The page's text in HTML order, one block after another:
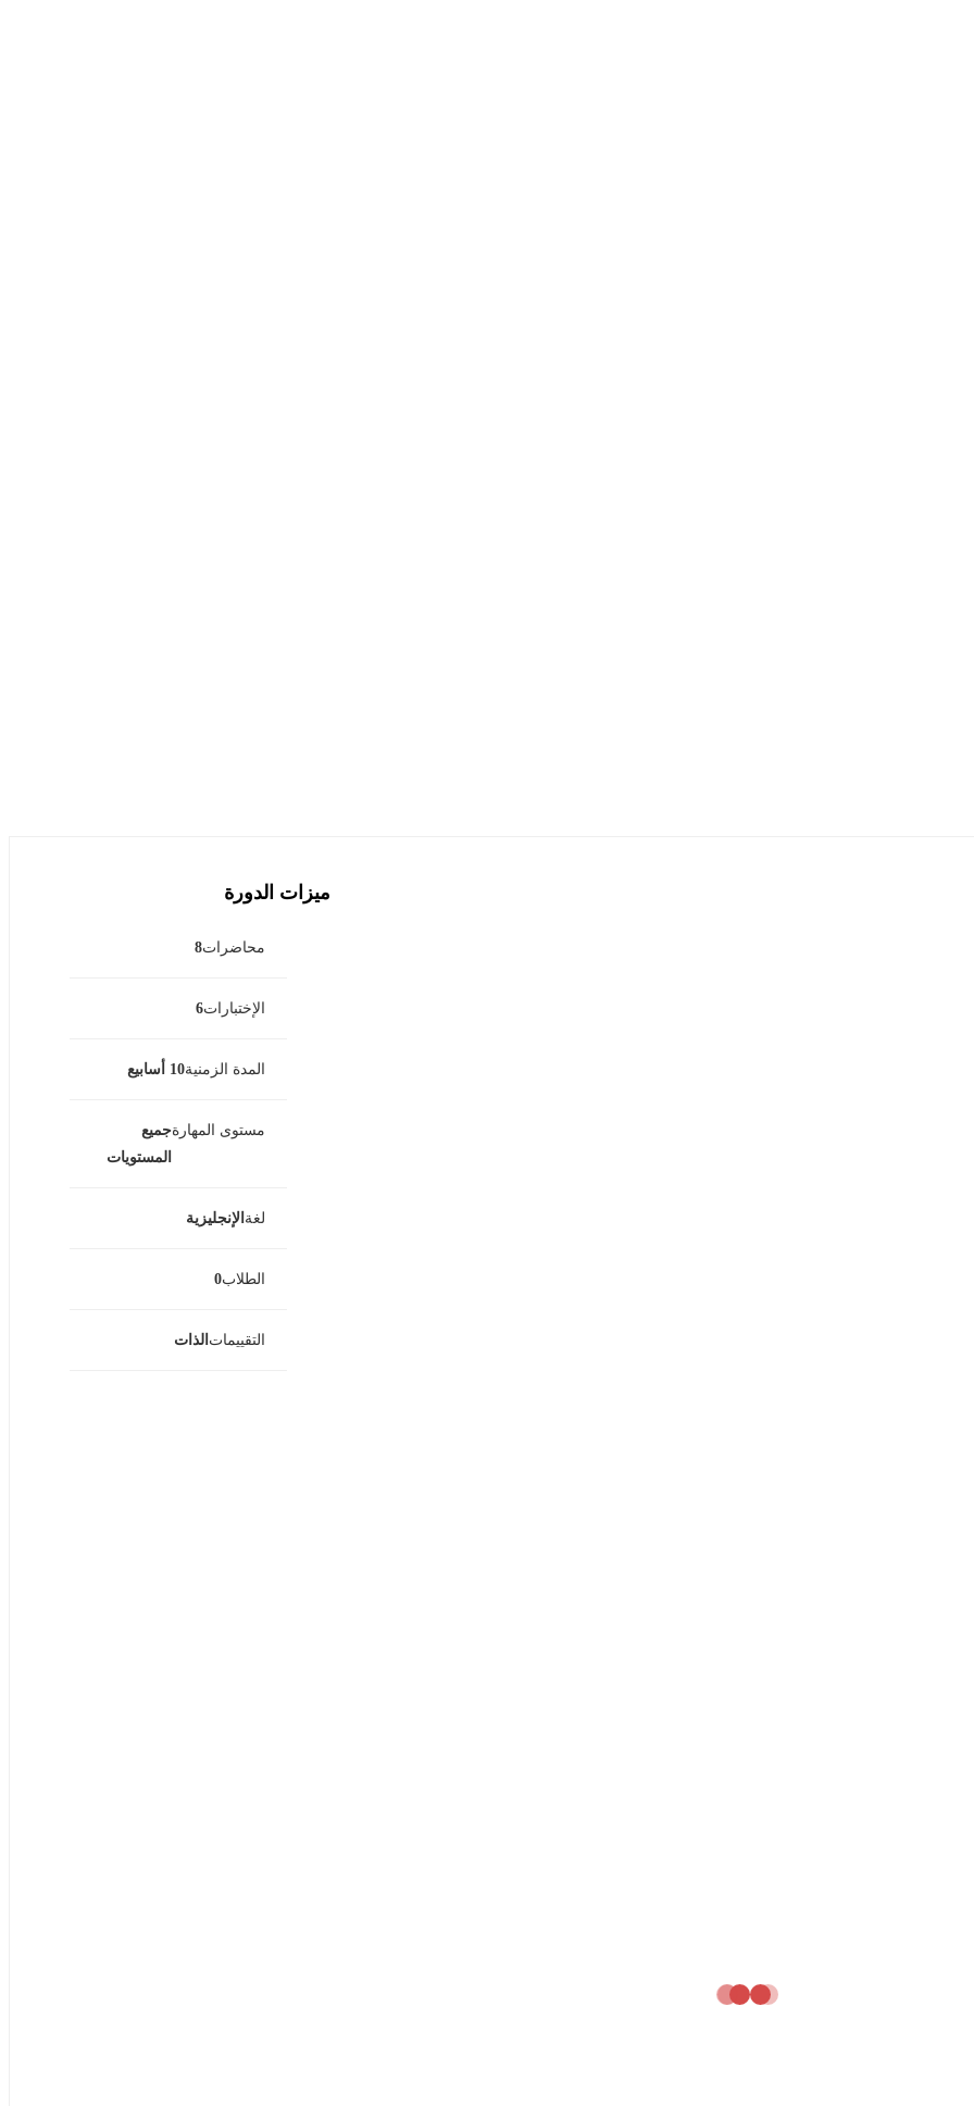
ميزات الدورة
محاضرات8
الإختبارات6
المدة الزمنية10 أسابيع
مستوى المهارةجميع
المستويات
لغة الإنجليزية
الطلاب0
التقييمات الذات